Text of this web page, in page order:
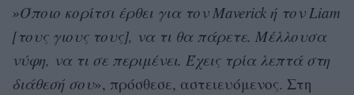
»Όποιο κορίτσι έρθει για τον Maverick ή τον Liam
[τους γιους τους], να τι θα πάρετε. Μέλλουσα
νύφη, να τι σε περιμένει. Έχεις τρία λεπτά στη
διάθεσή σου», πρόσθεσε, αστειευόμενος. Στη